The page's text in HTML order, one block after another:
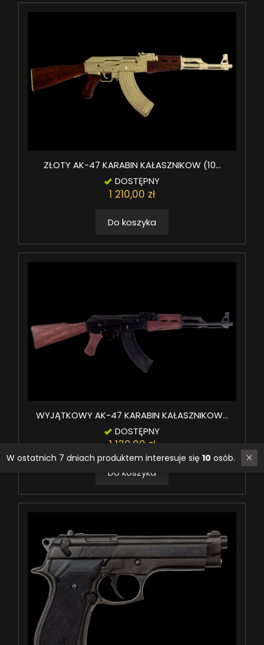
ZŁOTY AK-47 KARABIN KAŁASZNIKOW (10...
DOSTĘPNY
1 210,00 zł
Do koszyka
WYJĄTKOWY AK-47 KARABIN KAŁASZNIKOW...
DOSTĘPNY
1 130,00 zł
Do koszyka
W ostatnich 7 dniach produktem interesuje się 10 osób.